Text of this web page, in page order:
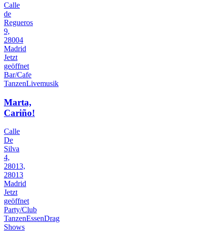
Calle
de
Regueros
9,
28004
Madrid
Jetzt
geöffnet
Bar/Cafe
TanzenLivemusik
Marta,
Cariño!
Calle
De
Silva
4,
28013,
28013
Madrid
Jetzt
geöffnet
Party/Club
TanzenEssenDrag
Shows